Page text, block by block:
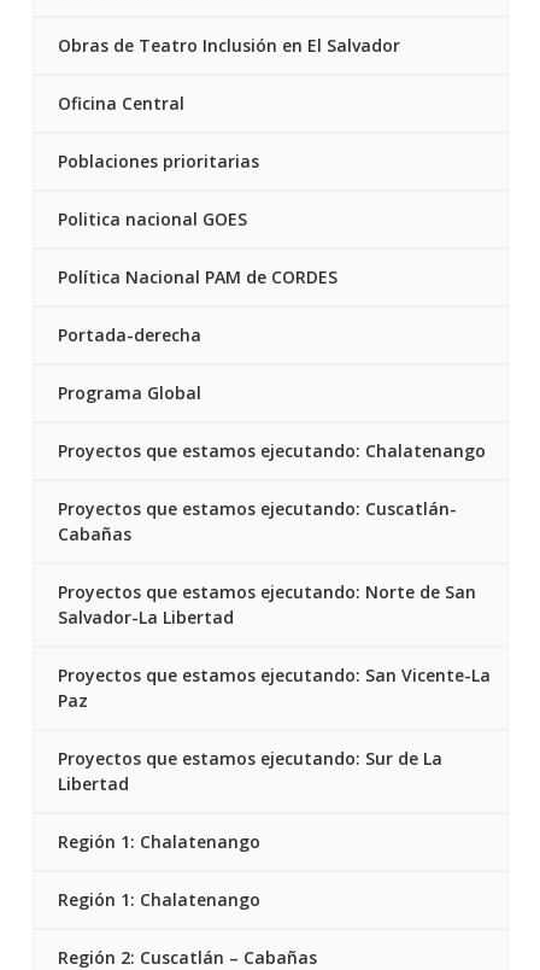
Obras de Teatro Inclusión en El Salvador
Oficina Central
Poblaciones prioritarias
Politica nacional GOES
Política Nacional PAM de CORDES
Portada-derecha
Programa Global
Proyectos que estamos ejecutando: Chalatenango
Proyectos que estamos ejecutando: Cuscatlán-
Cabañas
Proyectos que estamos ejecutando: Norte de San
Salvador-La Libertad
Proyectos que estamos ejecutando: San Vicente-La
Paz
Proyectos que estamos ejecutando: Sur de La
Libertad
Región 1: Chalatenango
Región 1: Chalatenango
Región 2: Cuscatlán – Cabañas